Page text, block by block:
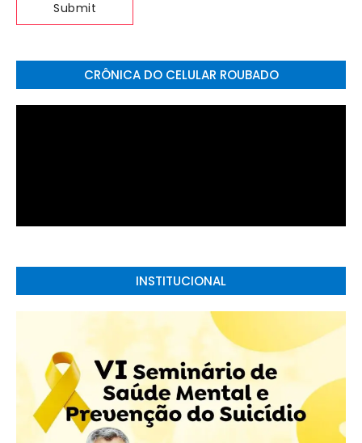
CRÔNICA DO CELULAR ROUBADO
INSTITUCIONAL